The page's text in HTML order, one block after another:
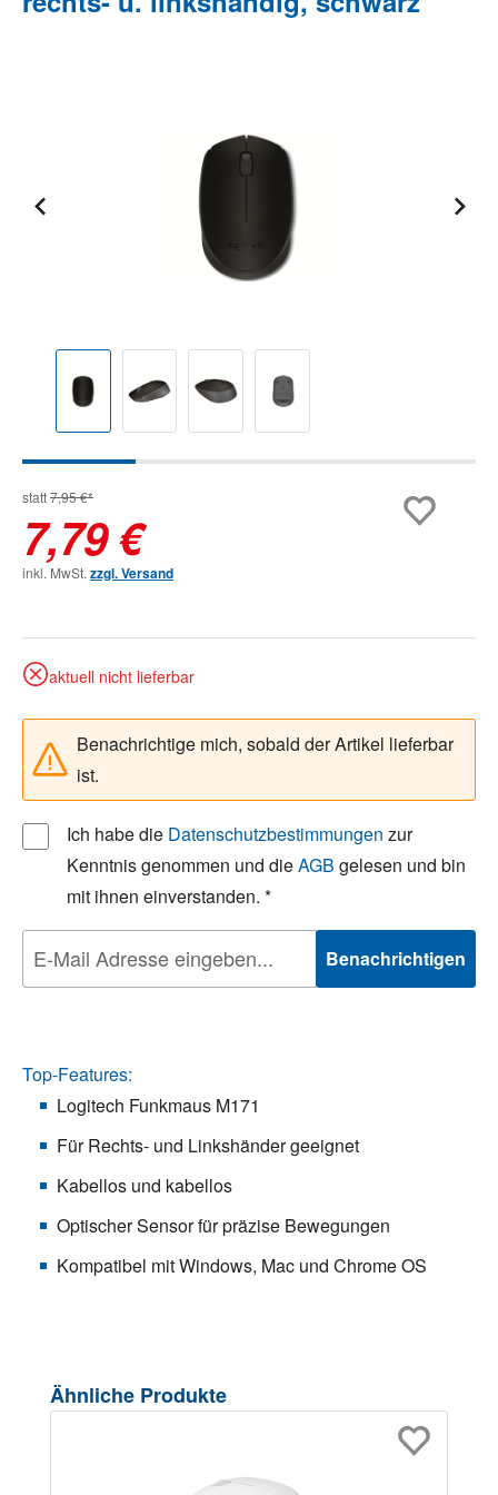
statt7,95 €*
7,79 €
inkl. MwSt. zzgl. Versand
aktuell nicht lieferbar
Benachrichtige mich, sobald der Artikel lieferbar
ist.
Ich habe die Datenschutzbestimmungen zur
Kenntnis genommen und dieAGB gelesen und bin
mit ihnen einverstanden. *
Benachrichtigen
Top-Features:
Logitech Funkmaus M171
Für Rechts- und Linkshänder geeignet
Kabellos und kabellos
Optischer Sensor für präzise Bewegungen
Kompatibel mit Windows, Mac und Chrome OS
Produktgalerie überspringen
Ähnliche Produkte